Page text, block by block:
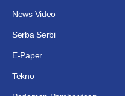
News Video
Serba Serbi
E-Paper
Tekno